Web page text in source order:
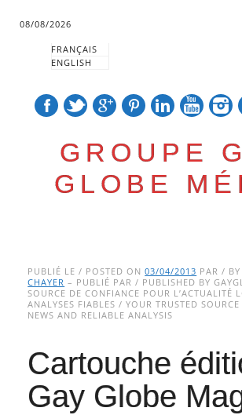
08/08/2026
FRANÇAIS
ENGLISH
GROUPE
GLOBE
Main menu
to
content
PUBLIÉ LE / POSTED ON03/04/2013 PAR / BY
CHAYER – PUBLIÉ PAR / PUBLISHED BY
SOURCE DE CONFIANCE POUR L’ACTUALITÉ
ANALYSES FIABLES / YOUR TRUSTED
NEWS AND RELIABLE ANALYSIS
Cartouche
Gay Globe